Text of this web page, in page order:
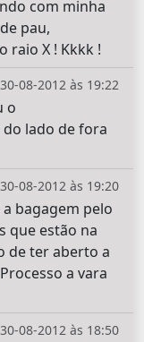
com minha
pau,
raio X ! Kkkk !
30-08-2012 às 19:22
o
lado de fora
30-08-2012 às 19:20
bagagem pelo
que estão na
de ter aberto a
a vara
30-08-2012 às 18:50